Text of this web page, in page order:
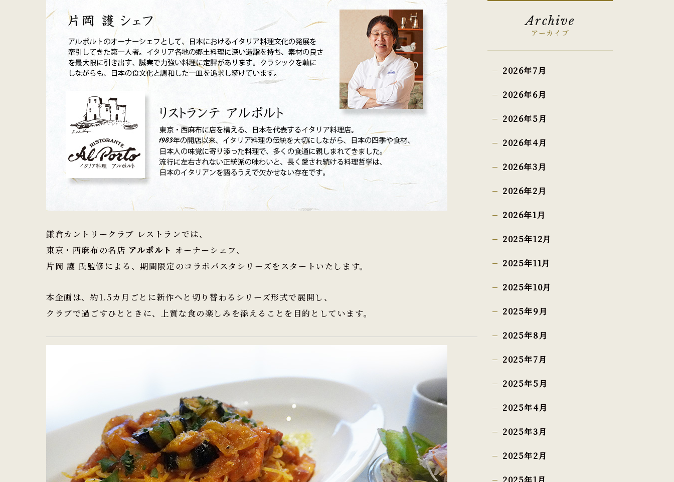
鎌倉カントリークラブ レストランでは、
東京・西麻布の名店 アルポルト オーナーシェフ、
片岡 護 氏監修による、期間限定のコラボパスタシリーズをスタートいたします。
本企画は、約1.5カ月ごとに新作へと切り替わるシリーズ形式で展開し、
クラブで過ごすひとときに、上質な食の楽しみを添えることを目的としています。
Archive
アーカイブ
2026年7月
2026年6月
2026年5月
2026年4月
2026年3月
2026年2月
2026年1月
2025年12月
2025年11月
2025年10月
2025年9月
2025年8月
2025年7月
2025年5月
2025年4月
2025年3月
2025年2月